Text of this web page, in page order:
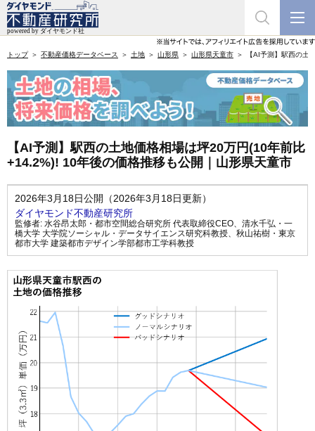
トップ 不動産価格データベース 土地 山形県 山形県天童市 【AI予測】駅西の
【AI予測】駅西の土地価格相場は坪20万円(10年前比
+14.2%)! 10年後の価格推移も公開｜山形県天童市
2026年3月18日公開（2026年3月18日更新）
ダイヤモンド不動産研究所
監修者: 水谷昂太郎・都市空間総合研究所 代表取締役CEO、 清水千弘・一
橋大学 大学院ソーシャル・データサイエンス研究科教授、 秋山祐樹・東京
都市大学 建築都市デザイン学部都市工学科教授